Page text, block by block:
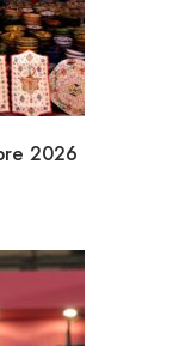
2026